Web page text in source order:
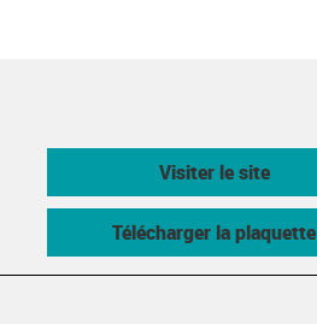
Visiter le site
Télécharger la plaquette